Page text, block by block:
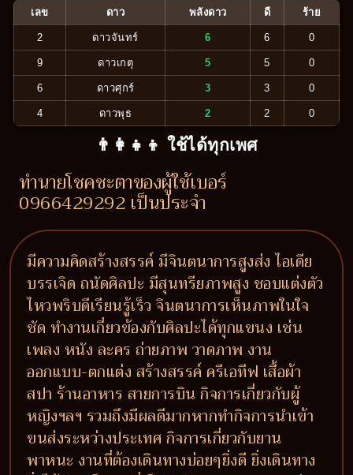
เลข ดาว พลังดาว ดี ร้าย
2 ดาวจันทร์ 6 6 0
9 ดาวเกตุ 5 5 0
6 ดาวศุกร์ 3 3 0
4 ดาวพุธ 2 2 0
👨‍👩‍👧‍👦 ใช้ได้ทุกเพศ
ทำนายโชคชะตาของผู้ใช้เบอร์
0966429292 เป็นประจำ
มีความคิดสร้างสรรค์ มีจินตนาการสูงส่ง ไอเดีย
บรรเจิด ถนัดศิลปะ มีสุนทรียภาพสูง ชอบแต่งตัว
ไหวพริบดีเรียนรู้เร็ว จินตนาการเห็นภาพในใจ
ชัด ทำงานเกี่ยวข้องกับศิลปะได้ทุกแขนง เช่น
เพลง หนัง ละคร ถ่ายภาพ วาดภาพ งาน
ออกแบบ-ตกแต่ง สร้างสรรค์ ครีเอทีฟ เสื้อผ้า
สปา ร้านอาหาร สายการบิน กิจการเกี่ยวกับผู้
หญิงฯลฯ รวมถึงมีผลดีมากหากทำกิจการนำเข้า
ขนส่งระหว่างประเทศ กิจการเกี่ยวกับยาน
พาหนะ งานที่ต้องเดินทางบ่อยๆยิ่งดี ยิ่งเดินทาง